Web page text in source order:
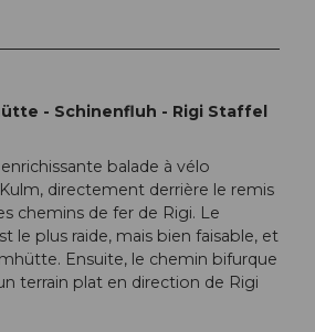
AG |
- Schinenfluh - Rigi Staffel
balade à vélo
directement derrière le remis
chemins de fer de Rigi. Le
le plus raide, mais bien faisable, et
Ensuite, le chemin bifurque
terrain plat en direction de Rigi